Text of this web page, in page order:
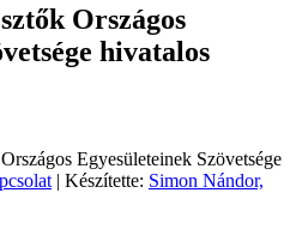
Országos
hivatalos
Egyesületeinek Szövetsége
| Készítette: Simon Nándor,